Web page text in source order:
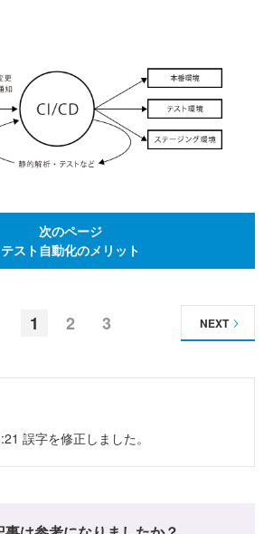
次のページ
テスト自動化のメリット
1 2 3 NEXT
誤字を修正しました。